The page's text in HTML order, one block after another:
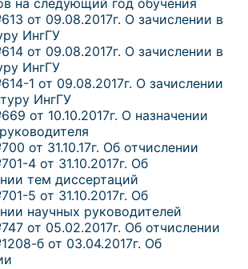
на следующий год обучения
от 09.08.2017г. О зачислении в
ИнгГУ
от 09.08.2017г. О зачислении в
ИнгГУ
1 от 09.08.2017г. О зачислении
ИнгГУ
от 10.10.2017г. О назначении
от 31.10.17г. Об отчислении
4 от 31.10.2017г. Об
тем диссертаций
5 от 31.10.2017г. Об
научных руководителей
от 05.02.2017г. Об отчислении
б от 03.04.2017г. Об